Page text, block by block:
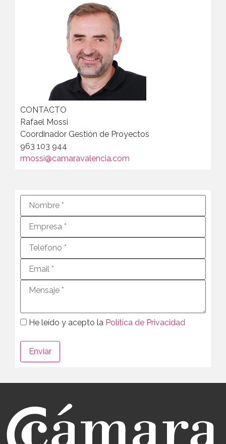
CONTACTO
Rafael Mossi
Coordinador Gestión de Proyectos
963 103 944
rmossi@camaravalencia.com
He leído y acepto la Política de Privacidad